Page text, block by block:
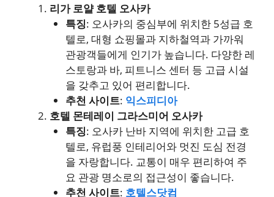
리가 로얄 호텔 오사카
특징: 오사카의 중심부에 위치한 5성급 호
텔로, 대형 쇼핑몰과 지하철역과 가까워
관광객들에게 인기가 높습니다. 다양한 레
스토랑과 바, 피트니스 센터 등 고급 시설
을 갖추고 있어 편리합니다.
추천 사이트: 익스피디아
호텔 몬테레이 그라스미어 오사카
특징: 오사카 난바 지역에 위치한 고급 호
텔로, 유럽풍 인테리어와 멋진 도심 전경
을 자랑합니다. 교통이 매우 편리하여 주
요 관광 명소로의 접근성이 좋습니다.
추천 사이트: 호텔스닷컴